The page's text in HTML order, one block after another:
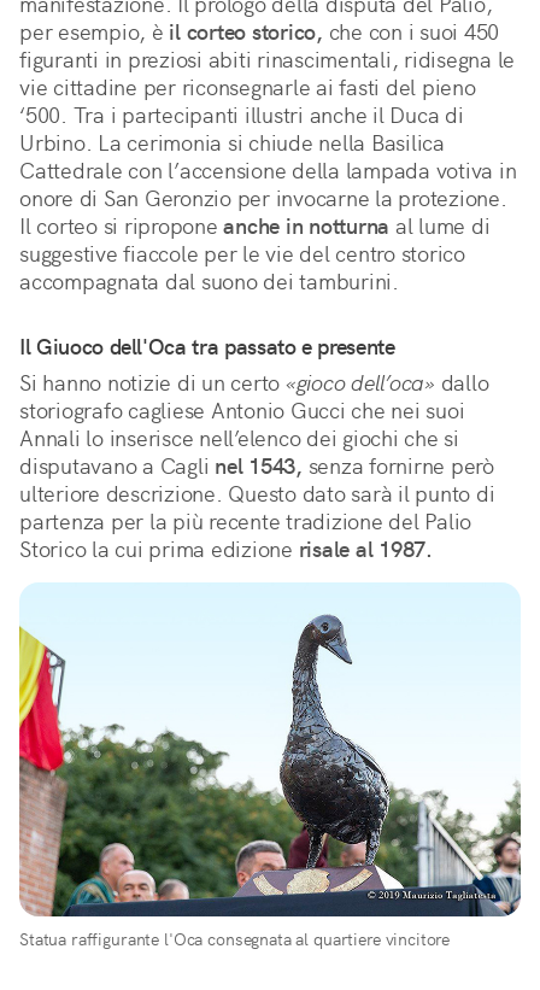
per esempio, è il corteo storico, che con i suoi 450
figuranti in preziosi abiti rinascimentali, ridisegna le
vie cittadine per riconsegnarle ai fasti del pieno
‘500. Tra i partecipanti illustri anche il Duca di
Urbino. La cerimonia si chiude nella Basilica
Cattedrale con l’accensione della lampada votiva in
onore di San Geronzio per invocarne la protezione.
Il corteo si riproponeanche in notturna al lume di
suggestive fiaccole per le vie del centro storico
accompagnata dal suono dei tamburini.
Il Giuoco dell'Oca tra passato e presente
Si hanno notizie di un certo «gioco dell’oca» dallo
storiografo cagliese Antonio Gucci che nei suoi
Annali lo inserisce nell’elenco dei giochi che si
disputavano a Cagli nel 1543, senza fornirne però
ulteriore descrizione. Questo dato sarà il punto di
partenza per la più recente tradizione del Palio
Storico la cui prima edizione risale al 1987.
Statua raffigurante l'Oca consegnata al quartiere vincitore